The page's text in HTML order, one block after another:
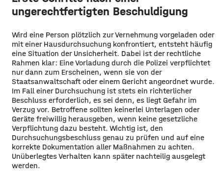
ungerechtfertigten Beschuldigung
Wird eine Person plötzlich zur Vernehmung vorgeladen oder
mit einer Hausdurchsuchung konfrontiert, entsteht häufig
eine Situation der Unsicherheit. Dabei ist der rechtliche
Rahmen klar: Eine Vorladung durch die Polizei verpflichtet
nur dann zum Erscheinen, wenn sie von der
Staatsanwaltschaft oder einem Gericht angeordnet wurde.
Im Fall einer Durchsuchung ist stets ein richterlicher
Beschluss erforderlich, es sei denn, es liegt Gefahr im
Verzug vor. Betroffene sollten keinerlei Unterlagen oder
Geräte freiwillig herausgeben, wenn keine gesetzliche
Verpflichtung dazu besteht. Wichtig ist, den
Durchsuchungsbeschluss genau zu prüfen und auf eine
korrekte Dokumentation aller Maßnahmen zu achten.
Unüberlegtes Verhalten kann später nachteilig ausgelegt
werden.